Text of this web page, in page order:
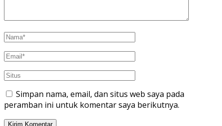
Simpan nama, email, dan situs web saya pada
peramban ini untuk komentar saya berikutnya.